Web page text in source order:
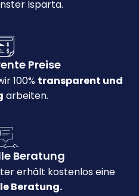
Isparta.
Preise
100% transparent und
arbeiten.
Beratung
erhält kostenlos eine
Beratung.